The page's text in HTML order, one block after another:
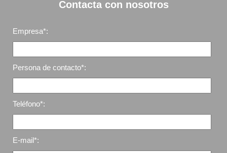
Contacta con nosotros
Empresa*:
Persona de contacto*:
Teléfono*:
E-mail*: